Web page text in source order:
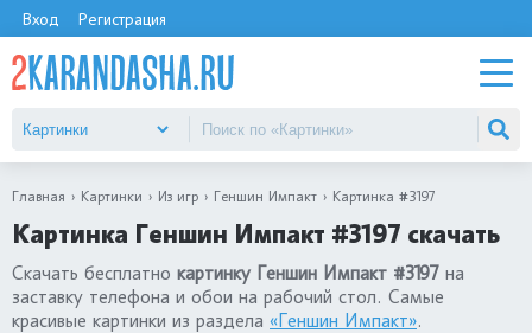
Вход Регистрация
Главная Картинки Из игр Геншин Импакт Картинка #3197
Картинка Геншин Импакт #3197 скачать
Скачать бесплатно картинку Геншин Импакт #3197 на
заставку телефона и обои на рабочий стол. Самые
красивые картинки из раздела «Геншин Импакт».